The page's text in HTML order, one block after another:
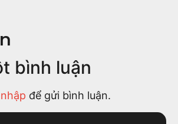
bình luận
để gửi bình luận.